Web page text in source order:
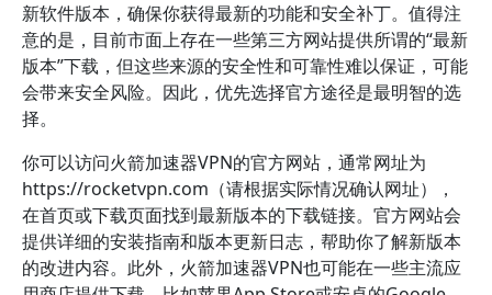
新软件版本，确保你获得最新的功能和安全补丁。值得注
意的是，目前市面上存在一些第三方网站提供所谓的“最新
版本”下载，但这些来源的安全性和可靠性难以保证，可能
会带来安全风险。因此，优先选择官方途径是最明智的选
择。
你可以访问火箭加速器VPN的官方网站，通常网址为
https://rocketvpn.com（请根据实际情况确认网址），
在首页或下载页面找到最新版本的下载链接。官方网站会
提供详细的安装指南和版本更新日志，帮助你了解新版本
的改进内容。此外，火箭加速器VPN也可能在一些主流应